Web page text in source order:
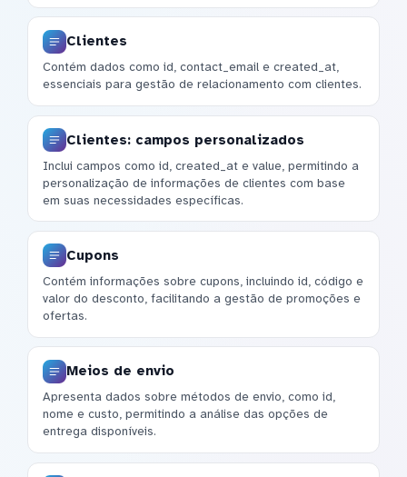
Clientes
Contém dados como id, contact_email e created_at,
essenciais para gestão de relacionamento com clientes.
Clientes: campos personalizados
Inclui campos como id, created_at e value, permitindo a
personalização de informações de clientes com base
em suas necessidades específicas.
Cupons
Contém informações sobre cupons, incluindo id, código e
valor do desconto, facilitando a gestão de promoções e
ofertas.
Meios de envio
Apresenta dados sobre métodos de envio, como id,
nome e custo, permitindo a análise das opções de
entrega disponíveis.